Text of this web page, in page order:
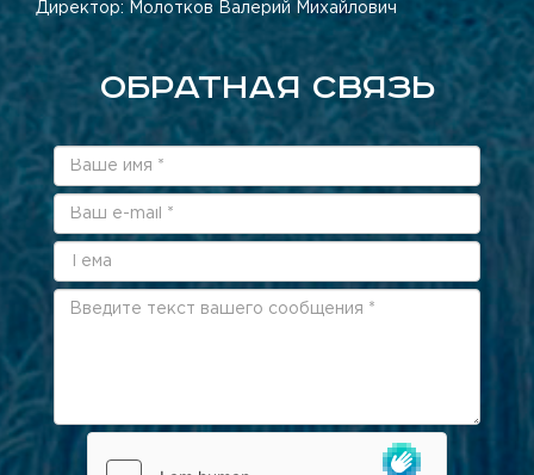
Директор: Молотков Валерий Михайлович
ОБРАТНАЯ СВЯЗЬ